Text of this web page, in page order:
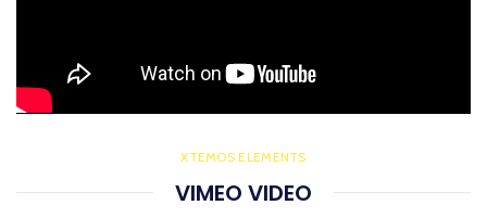
XTEMOS ELEMENTS
VIMEO VIDEO